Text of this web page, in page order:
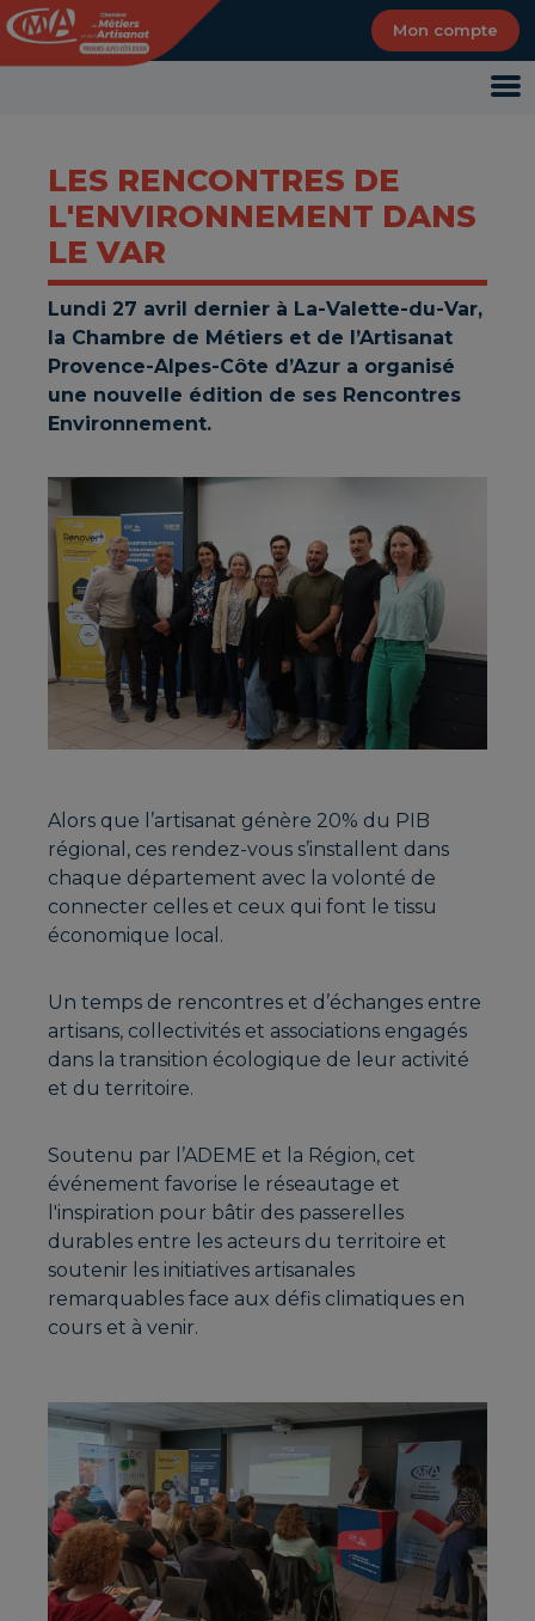
Mon compte
LES RENCONTRES DE
L'ENVIRONNEMENT DANS
LE VAR
Lundi 27 avril dernier à La-Valette-du-Var,
la Chambre de Métiers et de l’Artisanat
Provence-Alpes-Côte d’Azur a organisé
une nouvelle édition de ses Rencontres
Environnement.
Alors que l’artisanat génère 20% du PIB
régional, ces rendez-vous s’installent dans
chaque département avec la volonté de
connecter celles et ceux qui font le tissu
économique local.
Un temps de rencontres et d’échanges entre
artisans, collectivités et associations engagés
dans la transition écologique de leur activité
et du territoire.
Soutenu par l’ADEME et la Région, cet
événement favorise le réseautage et
l'inspiration pour bâtir des passerelles
durables entre les acteurs du territoire et
soutenir les initiatives artisanales
remarquables face aux défis climatiques en
cours et à venir.
Panneau de gestion des cookies